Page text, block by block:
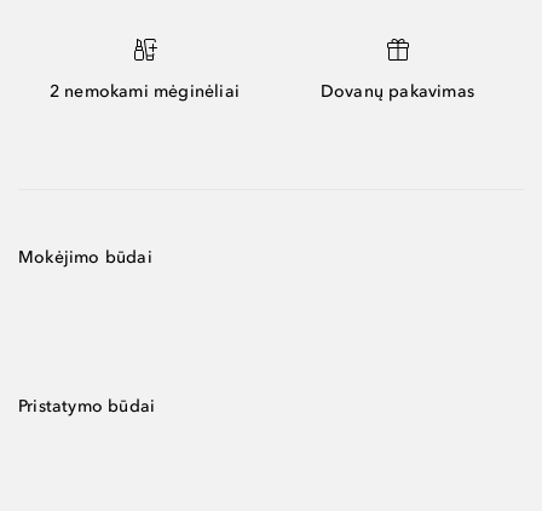
2 nemokami mėginėliai Dovanų pakavimas
Mokėjimo būdai
Pristatymo būdai